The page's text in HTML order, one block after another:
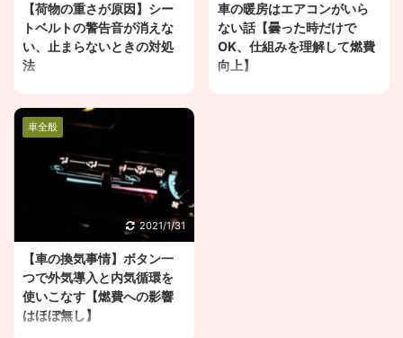
【荷物の重さが原因】シー
トベルトの警告音が消えな
い、止まらないときの対処
法
消えないことがある。 止
まらなくてうるさいこと
がある。どうしたらいい
の？ こんな疑問にお答え
します。 目次 １．シー
トベルトの警告音が止ま
らないのは、助手席の荷
物が原因 ２．シートベル
ト警告音は、「重さ」＋
「シートベルト未装着」
で鳴る シートベルトの警
車の暖房はエアコンがいら
ない話【曇った時だけで
OK、仕組みを理解して燃費
向上】
車全般
2021/1/31
【車の換気事情】ボタン一
つで外気導入と内気循環を
使いこなす【燃費への影響
はほぼ無し】